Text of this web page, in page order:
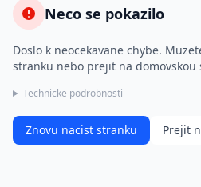
Neco se pokazilo
Doslo k neocekavane chybe.
stranku nebo prejit na domovskou
Technicke podrobnosti
Znovu nacist stranku Prejit